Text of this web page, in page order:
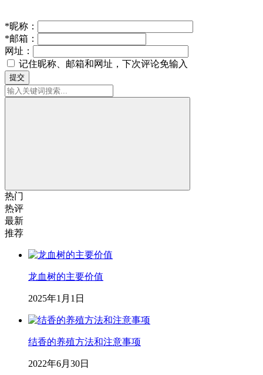
*昵称：
*邮箱：
网址：
记住昵称、邮箱和网址，下次评论免输入
提交
热门
热评
最新
推荐
龙血树的主要价值
2025年1月1日
结香的养殖方法和注意事项
2022年6月30日